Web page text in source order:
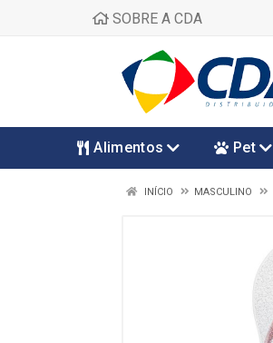
SOBRE A CDA
Alimentos Pet
INÍCIO MASCULINO